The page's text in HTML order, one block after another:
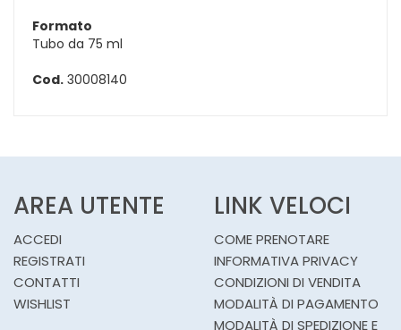
Formato
Tubo da 75 ml
Cod. 30008140
AREA UTENTE
ACCEDI
REGISTRATI
CONTATTI
WISHLIST
LINK VELOCI
COME PRENOTARE
INFORMATIVA PRIVACY
CONDIZIONI DI VENDITA
MODALITÀ DI PAGAMENTO
MODALITÀ DI SPEDIZIONE E